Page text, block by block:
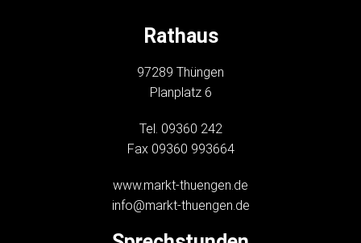
Rathaus
97289 Thüngen
Planplatz 6
Tel. 09360 242
Fax 09360 993664
www.markt-thuengen.de
info@markt-thuengen.de